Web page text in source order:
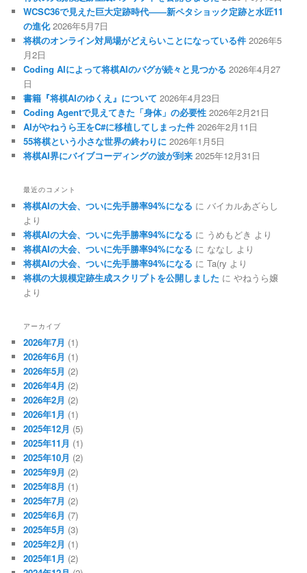
WCSC36で見えた巨大定跡時代――新ペタショック定跡と水匠11
の進化 2026年5月7日
将棋のオンライン対局場がどえらいことになっている件 2026年5
月2日
Coding AIによって将棋AIのバグが続々と見つかる 2026年4月27
日
書籍『将棋AIのゆくえ』について 2026年4月23日
Coding Agentで見えてきた「身体」の必要性 2026年2月21日
AIがやねうら王をC#に移植してしまった件 2026年2月11日
55将棋という小さな世界の終わりに 2026年1月5日
将棋AI界にバイブコーディングの波が到来 2025年12月31日
最近のコメント
将棋AIの大会、ついに先手勝率94%になる にバイカルあざらし
より
将棋AIの大会、ついに先手勝率94%になる に うめもどき より
将棋AIの大会、ついに先手勝率94%になる に ななし より
将棋AIの大会、ついに先手勝率94%になる にTa(ry より
将棋の大規模定跡生成スクリプトを公開しました にやねうら嬢
より
アーカイブ
2026年7月 (1)
2026年6月 (1)
2026年5月 (2)
2026年4月 (2)
2026年2月 (2)
2026年1月 (1)
2025年12月 (5)
2025年11月 (1)
2025年10月 (2)
2025年9月 (2)
2025年8月 (1)
2025年7月 (2)
2025年6月 (7)
2025年5月 (3)
2025年2月 (1)
2025年1月 (2)